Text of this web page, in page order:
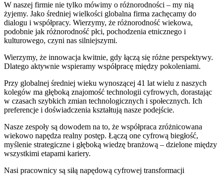
W naszej firmie nie tylko mówimy o różnorodności – my nią
żyjemy. Jako średniej wielkości globalna firma zachęcamy do
dialogu i współpracy. Wierzymy, że różnorodność wiekowa,
podobnie jak różnorodność płci, pochodzenia etnicznego i
kulturowego, czyni nas silniejszymi.
Wierzymy, że innowacja kwitnie, gdy łączą się różne perspektywy.
Dlatego aktywnie wspieramy współpracę między pokoleniami.
Przy globalnej średniej wieku wynoszącej 41 lat wielu z naszych
kolegów ma głęboką znajomość technologii cyfrowych, dorastając
w czasach szybkich zmian technologicznych i społecznych. Ich
preferencje i doświadczenia kształtują nasze podejście.
Nasze zespoły są dowodem na to, że współpraca zróżnicowana
wiekowo napędza realny postęp. Łączą one cyfrową biegłość,
myślenie strategiczne i głęboką wiedzę branżową – dzielone między
wszystkimi etapami kariery.
Nasi pracownicy są siłą napędową cyfrowej transformacji